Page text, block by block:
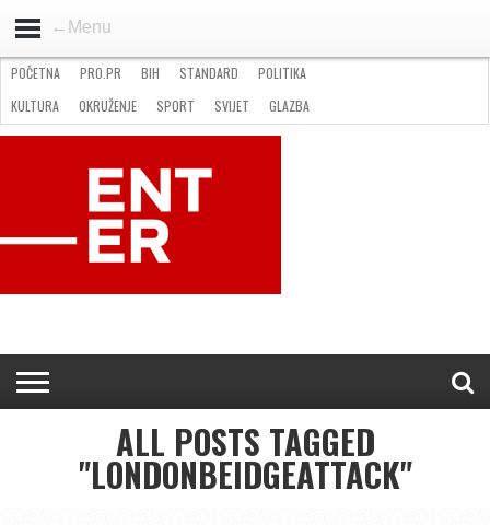
←Menu
STANDARD
GOSPODARSTVO
OKRUŽENJE
POČETNA PRO.PR BIH STANDARD
POLITIKA
KULTURA
OKRUŽENJE SPORT SVIJET
GLAZBA
NATJEČAJI
FILMING LOCATION IN BH KONTAKT
ALL POSTS TAGGED
"LONDONBEIDGEATTACK"